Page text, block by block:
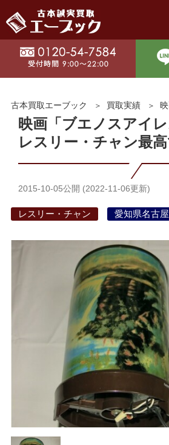
古本買取エーブック 買取実績 映画
映画「ブエノスアイ
レスリー・チャン最高
2015-10-05公開 (2022-11-06更新)
レスリー・チャン 愛知県名古